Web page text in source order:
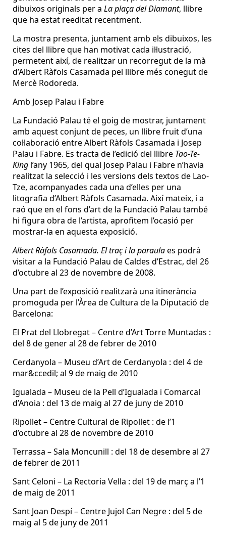
dibuixos originals per a La plaça del Diamant, llibre
que ha estat reeditat recentment.
La mostra presenta, juntament amb els dibuixos, les
cites del llibre que han motivat cada il·lustració,
permetent així, de realitzar un recorregut de la mà
d’Albert Ràfols Casamada pel llibre més conegut de
Mercè Rodoreda.
Amb Josep Palau i Fabre
La Fundació Palau té el goig de mostrar, juntament
amb aquest conjunt de peces, un llibre fruit d’una
col·laboració entre Albert Ràfols Casamada i Josep
Palau i Fabre. Es tracta de l’edició del llibre Tao-Te-
King l’any 1965, del qual Josep Palau i Fabre n’havia
realitzat la selecció i les versions dels textos de Lao-
Tze, acompanyades cada una d’elles per una
litografia d’Albert Ràfols Casamada. Així mateix, i a
raó que en el fons d’art de la Fundació Palau també
hi figura obra de l’artista, aprofitem l’ocasió per
mostrar-la en aquesta exposició.
Albert Ràfols Casamada. El traç i la paraulaes podrà
visitar a la Fundació Palau de Caldes d’Estrac, del 26
d’octubre al 23 de novembre de 2008.
Una part de l’exposició realitzarà una itinerància
promoguda per l’Àrea de Cultura de la Diputació de
Barcelona:
El Prat del Llobregat – Centre d’Art Torre Muntadas :
del 8 de gener al 28 de febrer de 2010
Cerdanyola – Museu d’Art de Cerdanyola : del 4 de
mar&ccedil; al 9 de maig de 2010
Igualada – Museu de la Pell d’Igualada i Comarcal
d’Anoia : del 13 de maig al 27 de juny de 2010
Ripollet – Centre Cultural de Ripollet : de l’1
d’octubre al 28 de novembre de 2010
Terrassa – Sala Moncunill : del 18 de desembre al 27
de febrer de 2011
Sant Celoni – La Rectoria Vella : del 19 de març a l’1
de maig de 2011
Sant Joan Despí – Centre Jujol Can Negre : del 5 de
maig al 5 de juny de 2011